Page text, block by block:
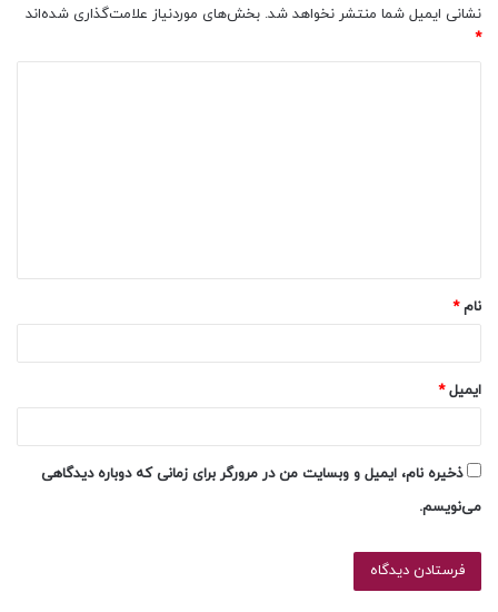
نشانی ایمیل شما منتشر نخواهد شد. بخش‌های موردنیاز علامت‌گذاری شده‌اند
*
*
نام*
ایمیل*
ذخیره نام، ایمیل و وبسایت من در مرورگر برای زمانی که دوباره دیدگاهی
می‌نویسم.